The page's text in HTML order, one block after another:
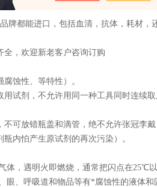
牌都能进口，包括血清，抗体，耗材，
全，欢迎新老客户咨询订购
蚀性、等特性）。
用试剂，不允许用同一种工具同时连续
可放错瓶盖和滴管，绝不允许张冠李
内怕产生原试剂的再次污染）。
体，遇明火即燃烧，通常把闪点在25℃以
眼、呼吸道和物品等有*腐蚀性的液体